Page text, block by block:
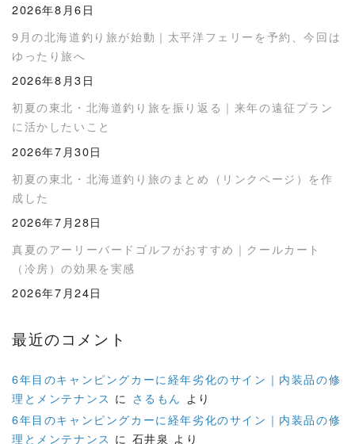
2026年8月6日
9月の北海道釣り旅が始動｜太平洋フェリーを予約、今回は
ゆったり旅へ
2026年8月3日
初夏の東北・北海道釣り旅を振り返る｜来年の遠征プラン
に活かしたいこと
2026年7月30日
初夏の東北・北海道釣り旅のまとめ（リンクページ）を作
成した
2026年7月28日
真夏のアーリーバードゴルフがおすすめ｜クールカート
（冷房）の効果を実感
2026年7月24日
最近のコメント
6年目のキャンピングカーに経年劣化のサイン｜内装品の修
理とメンテナンス に さるもん より
6年目のキャンピングカーに経年劣化のサイン｜内装品の修
理とメンテナンス に 石井泉 より